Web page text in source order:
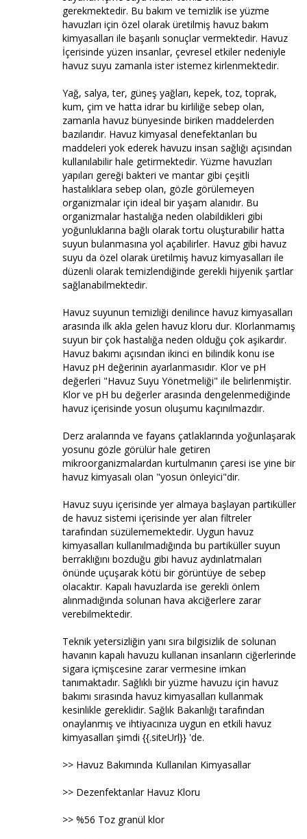
gerekmektedir. Bu bakım ve temizlik ise yüzme
havuzları için özel olarak üretilmiş havuz bakım
kimyasalları ile başarılı sonuçlar vermektedir. Havuz
İçerisinde yüzen insanlar, çevresel etkiler nedeniyle
havuz suyu zamanla ister istemez kirlenmektedir.
Yağ, salya, ter, güneş yağları, kepek, toz, toprak,
kum, çim ve hatta idrar bu kirliliğe sebep olan,
zamanla havuz bünyesinde biriken maddelerden
bazılarıdır. Havuz kimyasal denefektanları bu
maddeleri yok ederek havuzu insan sağlığı açısından
kullanılabilir hale getirmektedir. Yüzme havuzları
yapıları gereği bakteri ve mantar gibi çeşitli
hastalıklara sebep olan, gözle görülemeyen
organizmalar için ideal bir yaşam alanıdır. Bu
organizmalar hastalığa neden olabildikleri gibi
yoğunluklarına bağlı olarak tortu oluşturabilir hatta
suyun bulanmasına yol açabilirler. Havuz gibi havuz
suyu da özel olarak üretilmiş havuz kimyasalları ile
düzenli olarak temizlendiğinde gerekli hijyenik şartlar
sağlanabilmektedir.
Havuz suyunun temizliği denilince havuz kimyasalları
arasında ilk akla gelen havuz kloru dur. Klorlanmamış
suyun bir çok hastalığa neden olduğu çok aşikardır.
Havuz bakımı açısından ikinci en bilindik konu ise
Havuz pH değerinin ayarlanmasıdır. Klor ve pH
değerleri "Havuz Suyu Yönetmeliği" ile belirlenmiştir.
Klor ve pH bu değerler arasında dengelenmediğinde
havuz içerisinde yosun oluşumu kaçınılmazdır.
Derz aralarında ve fayans çatlaklarında yoğunlaşarak
yosunu gözle görülür hale getiren
mikroorganizmalardan kurtulmanın çaresi ise yine bir
havuz kimyasalı olan "yosun önleyici"dir.
Havuz suyu içerisinde yer almaya başlayan partiküller
de havuz sistemi içerisinde yer alan filtreler
tarafından süzülememektedir. Uygun havuz
kimyasalları kullanılmadığında bu partiküller suyun
berraklığını bozduğu gibi havuz aydınlatmaları
önünde uçuşarak kötü bir görüntüye de sebep
olacaktır. Kapalı havuzlarda ise gerekli önlem
alınmadığında solunan hava akciğerlere zarar
verebilmektedir.
Teknik yetersizliğin yanı sıra bilgisizlik de solunan
havanın kapalı havuzu kullanan insanların ciğerlerinde
sigara içmişcesine zarar vermesine imkan
tanımaktadır. Sağlıklı bir yüzme havuzu için havuz
bakımı sırasında havuz kimyasalları kullanmak
kesinlikle gereklidir. Sağlık Bakanlığı tarafından
onaylanmış ve ihtiyacınıza uygun en etkili havuz
kimyasalları şimdi {{.siteUrl}} 'de.
>> Havuz Bakımında Kullanılan Kimyasallar
>> Dezenfektanlar Havuz Kloru
>> %56 Toz granül klor